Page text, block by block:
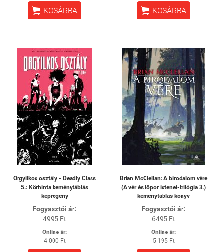
 KOSÁRBA  KOSÁRBA
Orgyilkos osztály - Deadly Class
5.: Körhinta keménytáblás
képregény
Fogyasztói ár:
4995 Ft
Online ár:
4 000 Ft
Brian McClellan: A birodalom vére
(A vér és lőpor istenei-trilógia 3.)
keménytáblás könyv
Fogyasztói ár:
6495 Ft
Online ár:
5 195 Ft